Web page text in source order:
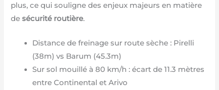
plus, ce qui souligne des enjeux majeurs en matière
desécurité routière.
Distance de freinage sur route sèche : Pirelli
(38m) vs Barum (45.3m)
Sur sol mouillé à 80 km/h : écart de 11.3 mètres
entre Continental et Arivo